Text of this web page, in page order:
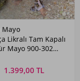
Mayo
Likralı Tam Kapalı
Mayo 900-302
1.399,00 TL